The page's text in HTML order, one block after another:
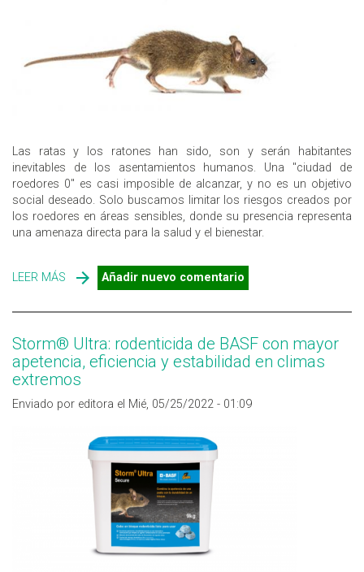
Las ratas y los ratones han sido, son y serán habitantes
inevitables de los asentamientos humanos. Una "ciudad de
roedores 0" es casi imposible de alcanzar, y no es un objetivo
social deseado. Solo buscamos limitar los riesgos creados por
los roedores en áreas sensibles, donde su presencia representa
una amenaza directa para la salud y el bienestar.
LEER MÁS SOBRE ¿POR QUÉ LA NECESIDAD DE CONTROLAR
ROEDORES EN ZONAS URBANAS?
Añadir nuevo comentario
Storm® Ultra: rodenticida de BASF con mayor
apetencia, efi­ciencia y estabilidad en climas
extremos
Enviado por editora el Mié, 05/25/2022 - 01:09